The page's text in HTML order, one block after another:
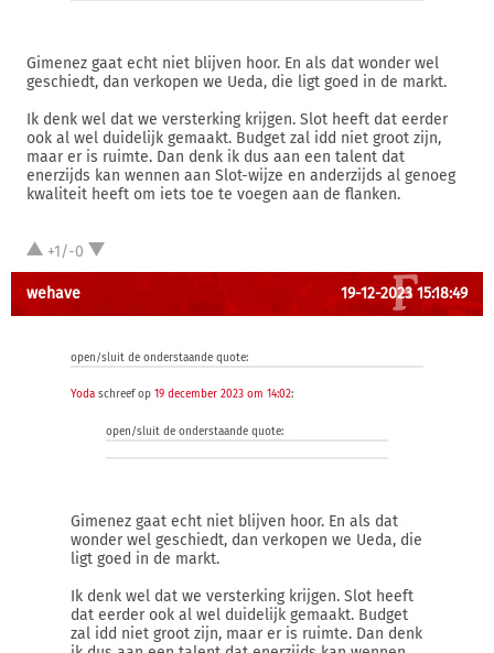
Gimenez gaat echt niet blijven hoor. En als dat wonder wel
geschiedt, dan verkopen we Ueda, die ligt goed in de markt.
Ik denk wel dat we versterking krijgen. Slot heeft dat eerder
ook al wel duidelijk gemaakt. Budget zal idd niet groot zijn,
maar er is ruimte. Dan denk ik dus aan een talent dat
enerzijds kan wennen aan Slot-wijze en anderzijds al genoeg
kwaliteit heeft om iets toe te voegen aan de flanken.
+1/-0
wehave 19-12-2023 15:18:49
open/sluit de onderstaande quote:
Yoda schreef op 19 december 2023 om 14:02:
open/sluit de onderstaande quote:
Gimenez gaat echt niet blijven hoor. En als dat
wonder wel geschiedt, dan verkopen we Ueda, die
ligt goed in de markt.
Ik denk wel dat we versterking krijgen. Slot heeft
dat eerder ook al wel duidelijk gemaakt. Budget
zal idd niet groot zijn, maar er is ruimte. Dan denk